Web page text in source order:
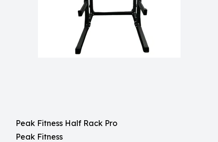
Peak Fitness Half Rack Pro
Peak Fitness